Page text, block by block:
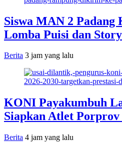
Siswa MAN 2
Lomba Puisi dan
Berita 3 jam yang lalu
KONI Payakumbuh
Siapkan Atlet Porprov
Berita 4 jam yang lalu